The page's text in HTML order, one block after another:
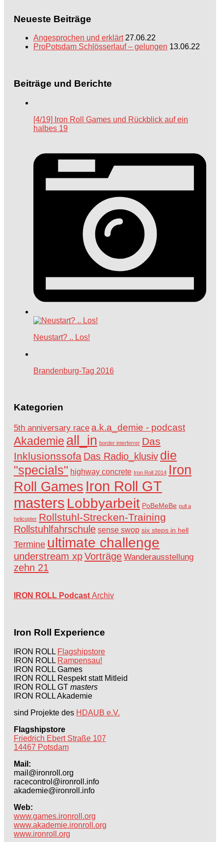
Neueste Beiträge
Angesprochen und erklärt 27.06.22
ProPotsdam Schlösserlauf – gelungen 13.06.22
Beiträge und Berichte
[4/19] Iron Roll Games und Rückblick auf ein
halbes 19
Neustart? .. Los!
Brandenburg-Tag 2016
Kategorien
5th anniversary race a.k.a_demie - podcast
Akademie all_in border interferrer Das
Inklusionssofa Das Radio_klusiv die
"specials" highway concrete Iron Roll 2014 Iron
Roll Games Iron Roll GT
masters Lobbyarbeit PoBeMeBe pull a
helicopter Rollstuhl-Strecken-Training
Rollstuhlfahrschule sense swop six steps in hell
Termine ultimate challenge
understream xpVorträge Wanderausstellung
zehn 21
IRON ROLL Podcast Archiv
Iron Roll Experience
IRON ROLL Flagshipstore
IRON ROLL Rampensau!
IRON ROLL Games
IRON ROLL Respekt statt Mitleid
IRON ROLL GT masters
IRON ROLL Akademie
sind Projekte des HDAUB e.V.
Flagshipstore
Friedrich Ebert Straße 107
14467 Potsdam
Mail:
mail@ironroll.org
racecontrol@ironroll.info
akademie@ironroll.info
Web:
www.games.ironroll.org
www.akademie.ironroll.org
www.ironroll.org